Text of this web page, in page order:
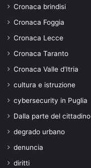
Cronaca brindisi
Cronaca Foggia
Cronaca Lecce
Cronaca Taranto
Cronaca Valle d'Itria
cultura e istruzione
cybersecurity in Puglia
Dalla parte del cittadino
degrado urbano
denuncia
diritti